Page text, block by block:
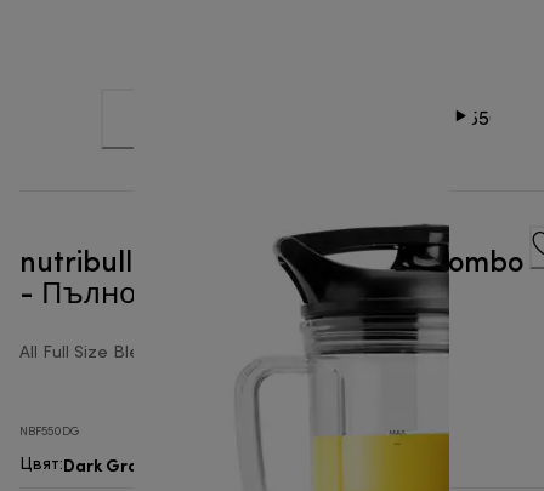
nutribullet® SmartSense 1500 Combo
- Пълноразмерен блендер
All Full Size Blenders
NBF550DG
Цвят:Dark Gray